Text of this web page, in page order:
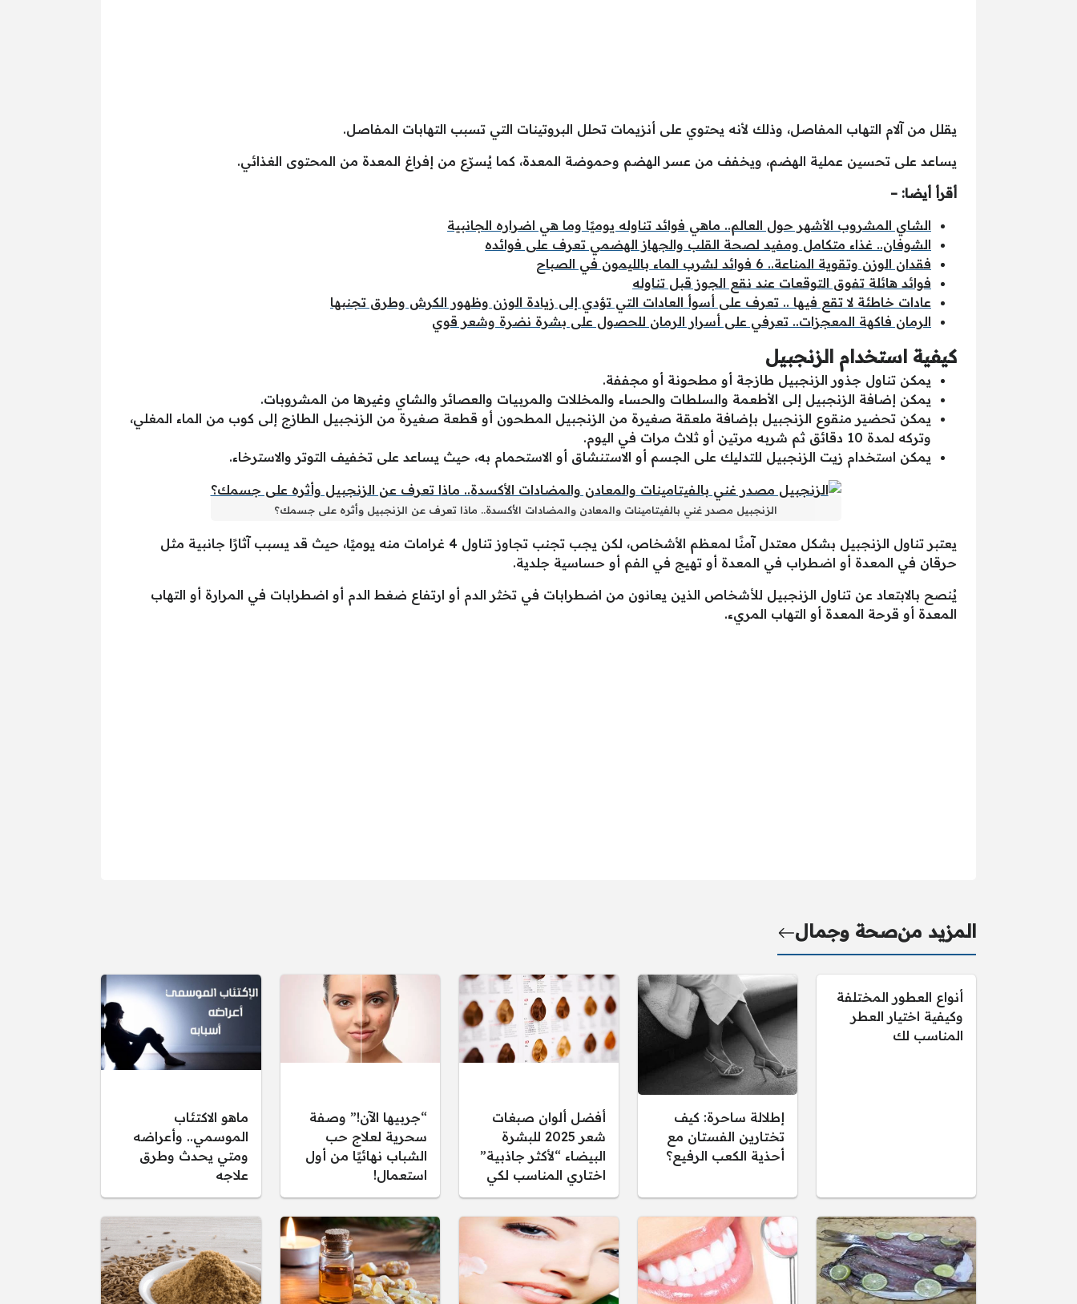
يقلل من آلام التهاب المفاصل، وذلك لأنه يحتوي على أنزيمات تحلل البروتينات التي تسبب التهابات المفاصل.
يساعد على تحسين عملية الهضم، ويخفف من عسر الهضم وحموضة المعدة، كما يُسرّع من إفراغ المعدة من المحتوى الغذائي.
أقرأ أيضا: –
الشاي المشروب الأشهر حول العالم.. ماهي فوائد تناوله يوميًا وما هي اضراره الجانبية
الشوفان.. غذاء متكامل ومفيد لصحة القلب والجهاز الهضمي تعرف على فوائده
فقدان الوزن وتقوية المناعة.. 6 فوائد لشرب الماء بالليمون في الصباح
فوائد هائلة تفوق التوقعات عند نقع الجوز قبل تناوله
عادات خاطئة لا تقع فيها .. تعرف على أسوأ العادات التي تؤدي إلى زيادة الوزن وظهور الكرش وطرق تجنبها
الرمان فاكهة المعجزات.. تعرفي على أسرار الرمان للحصول على بشرة نضرة وشعر قوي
كيفية استخدام الزنجبيل
يمكن تناول جذور الزنجبيل طازجة أو مطحونة أو مجففة.
يمكن إضافة الزنجبيل إلى الأطعمة والسلطات والحساء والمخللات والمربيات والعصائر والشاي وغيرها من المشروبات.
يمكن تحضير منقوع الزنجبيل بإضافة ملعقة صغيرة من الزنجبيل المطحون أو قطعة صغيرة من الزنجبيل الطازج إلى كوب من الماء المغلي،
وتركه لمدة 10 دقائق ثم شربه مرتين أو ثلاث مرات في اليوم.
يمكن استخدام زيت الزنجبيل للتدليك على الجسم أو الاستنشاق أو الاستحمام به، حيث يساعد على تخفيف التوتر والاسترخاء.
الزنجبيل مصدر غني بالفيتامينات والمعادن والمضادات الأكسدة.. ماذا تعرف عن الزنجبيل وأثره على جسمك؟
يعتبر تناول الزنجبيل بشكل معتدل آمنًا لمعظم الأشخاص، لكن يجب تجنب تجاوز تناول 4 غرامات منه يوميًا، حيث قد يسبب آثارًا جانبية مثل
حرقان في المعدة أو اضطراب في المعدة أو تهيج في الفم أو حساسية جلدية.
يُنصح بالابتعاد عن تناول الزنجبيل للأشخاص الذين يعانون من اضطرابات في تخثر الدم أو ارتفاع ضغط الدم أو اضطرابات في المرارة أو التهاب
المعدة أو قرحة المعدة أو التهاب المريء.
المزيد منصحة وجمال
أنواع العطور المختلفة
وكيفية اختيار العطر
المناسب لك
إطلالة ساحرة: كيف
تختارين الفستان مع
أحذية الكعب الرفيع؟
أفضل ألوان صبغات
شعر 2025 للبشرة
البيضاء “لأكثر جاذبية”
اختاري المناسب لكي
“جربيها الآن!” وصفة
سحرية لعلاج حب
الشباب نهائيًا من أول
استعمال!
ماهو الاكتئاب
الموسمي.. وأعراضه
ومتي يحدث وطرق
علاجه